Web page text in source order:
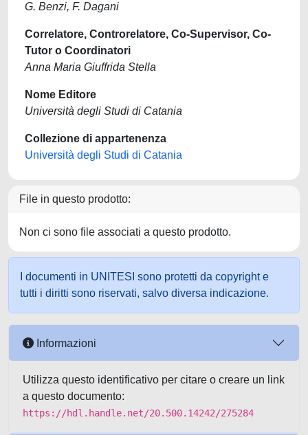
G. Benzi, F. Dagani
Correlatore, Controrelatore, Co-Supervisor, Co-
Tutor o Coordinatori
Anna Maria Giuffrida Stella
Nome Editore
Università degli Studi di Catania
Collezione di appartenenza
Università degli Studi di Catania
File in questo prodotto:
Non ci sono file associati a questo prodotto.
I documenti in UNITESI sono protetti da copyright e
tutti i diritti sono riservati, salvo diversa indicazione.
Informazioni
Utilizza questo identificativo per citare o creare un link
a questo documento:
https://hdl.handle.net/20.500.14242/275284